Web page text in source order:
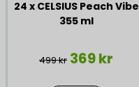
24 x CELSIUS Peach Vibe
355 ml
499 kr 369 kr